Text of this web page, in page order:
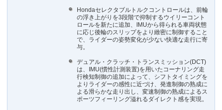
Hondaセレクタブルトルクコントロールは、前輪
の浮き上がりを3段階で抑制するウイリーコント
ロールを新たに追加、IMUから得られる車両状態
に応じ後輪のスリップをより緻密に制御すること
で、ライダーの姿勢変化が少ない快適な走行に寄
与。
デュアル・クラッチ・トランスミッション(DCT)
は、IMU(慣性計測装置)を用いたコーナリング走
行検知制御の追加によって、シフトタイミングを
よりライダーの感性に近づけ、発進制御の熟成に
よる滑らかな走り出し、変速制御の熟成によるス
ポーツフィーリング溢れるダイレクト感を実現。